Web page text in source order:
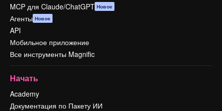
MCP для Claude/ChatGPT Новое
Агенты Новое
API
Мобильное приложение
Все инструменты Magnific
Начать
Academy
Документация по Пакету ИИ